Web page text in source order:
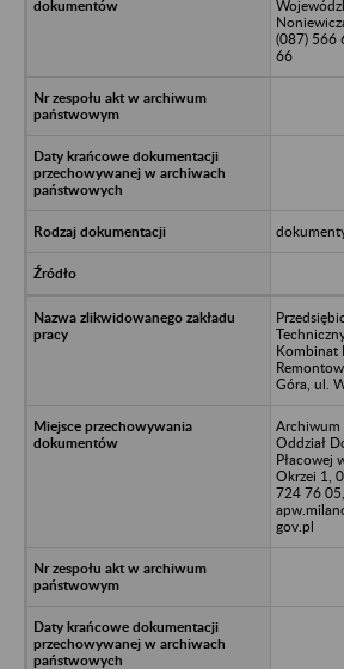
(087) 566
66
Kombinat
Góra, ul.
Archiwum
Oddział
Płacowej
Okrzei 1,
724 76
gov.pl